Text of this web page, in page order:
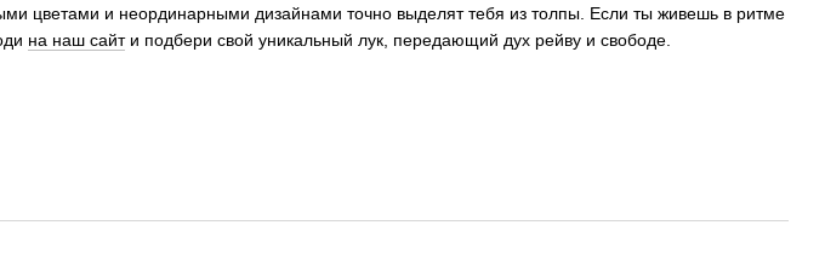
цветами и неординарными дизайнами точно выделят тебя из толпы. Если ты живешь в ритме
на наш сайти подбери свой уникальный лук, передающий дух рейву и свободе.